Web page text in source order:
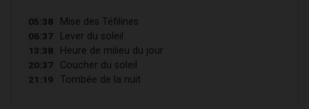
05:38 Mise des Téfilines
06:37 Lever du soleil
13:38 Heure de milieu du jour
20:37 Coucher du soleil
21:19 Tombée de la nuit